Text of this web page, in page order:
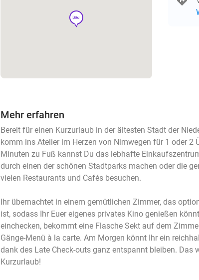
hotel
Mehr erfahren
Bereit für einen Kurzurlaub in der ältesten Stadt der
komm ins Atelier im Herzen von Nimwegen für 1 oder 2
Minuten zu Fuß kannst Du das lebhafte
durch einen der schönen Stadtparks machen oder die
vielen Restaurants und Cafés besuchen.
Ihr übernachtet in einem gemütlichen Zimmer, das
ist, sodass Ihr Euer eigenes privates Kino genießen
einchecken, bekommt eine Flasche Sekt auf dem
Gänge-Menü à la carte. Am Morgen könnt Ihr ein
dank des Late Check-outs ganz entspannt bleiben. Das
Kurzurlaub!